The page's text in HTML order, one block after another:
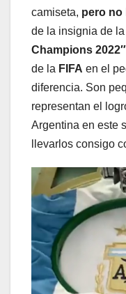
camiseta, pero no
de la insignia de la
Champions 2022″
de la FIFA en el
diferencia. Son
representan el
Argentina en este
llevarlos consigo